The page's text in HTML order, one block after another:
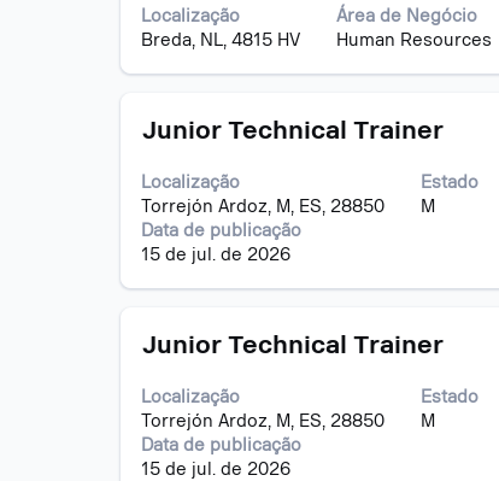
para
visualizar
as
dela.
Localização
Breda, NL, 4815 HV
Área de Negócio
Human Resources
vaga
com
barra
espaço
para
visualizar
todas
as
informações
dela.
Título
Junior Technical Trainer
Localização
Torrejón Ardoz, M, ES, 28850
Estado
M
Data de publicação
15 de jul. de 2026
Selecione
vaga
com
a
barra
espaço
para
todas
as
informações
dela.
Título
Junior Technical Trainer
Localização
Torrejón Ardoz, M, ES, 28850
Estado
M
Data de publicação
15 de jul. de 2026
Selecione
vaga
com
a
barra